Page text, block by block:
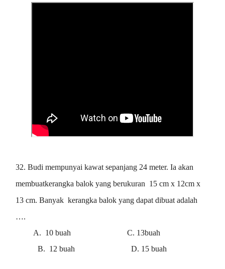
32. Budi mempunyai kawat sepanjang 24 meter. Ia akan
membuatkerangka balok yang berukuran 15 cm x 12cm x
13 cm. Banyak kerangka balok yang dapat dibuat adalah
….
A. 10 buah C. 13buah
B. 12 buah D. 15 buah